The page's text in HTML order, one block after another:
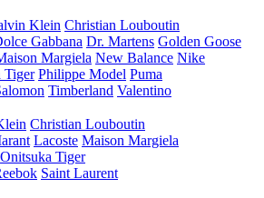
Klein Christian Louboutin
Gabbana Dr. Martens Golden Goose
Margiela New Balance Nike
Tiger Philippe Model Puma
Timberland Valentino
Christian Louboutin
Lacoste Maison Margiela
Onitsuka Tiger
Saint Laurent